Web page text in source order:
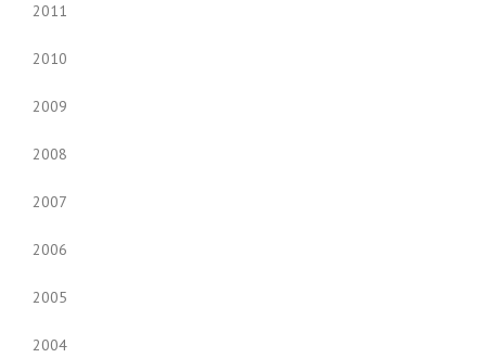
2011
2010
2009
2008
2007
2006
2005
2004